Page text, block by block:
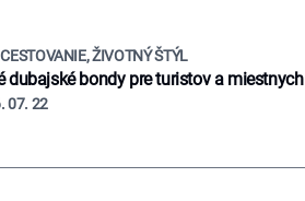
ŽIVOTNÝ ŠTÝL
dubajské bondy pre turistov a miestnych
07. 22